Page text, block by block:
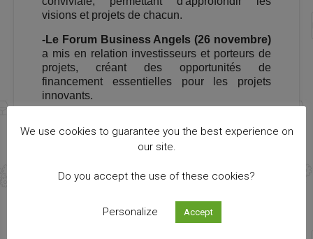
visions et projets de chacun.
-Le Forum Business Angels (26 novembre)
a mis en relation investisseurs et porteurs de
projets, créant des opportunités de
financement essentielles pour les projets
innovants.
Un immense BRAVO à nos 16 entreprises
We use cookies to guarantee you the best experience on
our site.
Do you accept the use of these cookies?
Personalize Accept